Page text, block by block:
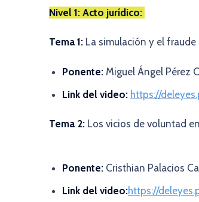
Nivel 1: Acto jurídico:
Tema 1: La simulación y el
Ponente: Miguel Ángel Pérez
Link del video: https://
Tema 2: Los vicios de voluntad en
Ponente: Cristhian Palacios
Link del video:https://